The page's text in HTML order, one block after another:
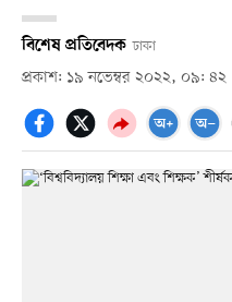
বিশেষ প্রতিবেদক ঢাকা
প্রকাশ: ১৯ নভেম্বর ২০২২, ০৯: ৪২